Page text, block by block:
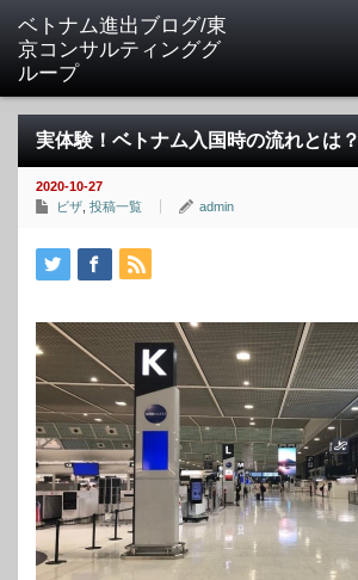
ベトナム進出ブログ/東
京コンサルティンググ
ループ
実体験！ベトナム入国時の流れとは？
2020-10-27
ビザ 投稿一覧 admin